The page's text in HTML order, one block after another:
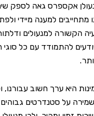
אקספרס גאה לספק שירות
למענה מיידי ולפתרון
למנעולים ודלתות.
להתמודד עם כל סוגי
ערך חשוב עבורנו, ולכן
על סטנדרטים גבוהים של